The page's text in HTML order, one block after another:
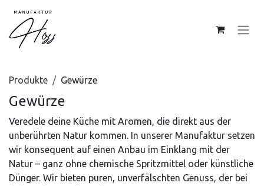
Produkte Gewürze
Gewürze
Veredele deine Küche mit Aromen, die direkt aus der
unberührten Natur kommen. In unserer Manufaktur setzen
wir konsequent auf einen Anbau im Einklang mit der
Natur – ganz ohne chemische Spritzmittel oder künstliche
Dünger. Wir bieten puren, unverfälschten Genuss, der bei